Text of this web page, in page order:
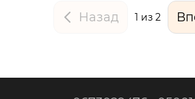
Назад 1 из 2